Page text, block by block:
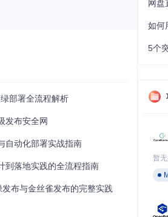
部署全流程解析
发布安全网
自动化部署实战指南
到落地实践的全流程指南
布与金丝雀发布的完整实践
网盘
暂